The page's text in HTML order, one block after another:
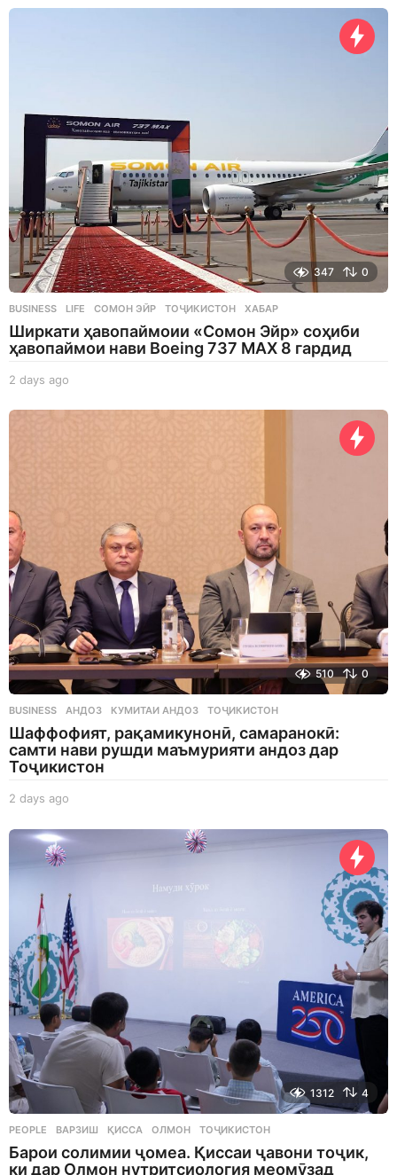
347 0
BUSINESS ,LIFE СОМОН ЭЙР ,ТОҶИКИСТОН ,ХАБАР
Ширкати ҳавопаймоии «Сомон Эйр» соҳиби
ҳавопаймои нави Boeing 737 MAX 8 гардид
2 days ago
a
510 0
BUSINESS АНДОЗ ,КУМИТАИ АНДОЗ ,ТОҶИКИСТОН
Шаффофият, рақамикунонӣ, самаранокӣ:
самти нави рушди маъмурияти андоз дар
Тоҷикистон
2 days ago
a
g
o
1312 4
PEOPLE ВАРЗИШ ,ҚИССА ,ОЛМОН ,ТОҶИКИСТОН
Барои солимии ҷомеа. Қиссаи ҷавони тоҷик,
ки дар Олмон нутритсиология меомӯзад